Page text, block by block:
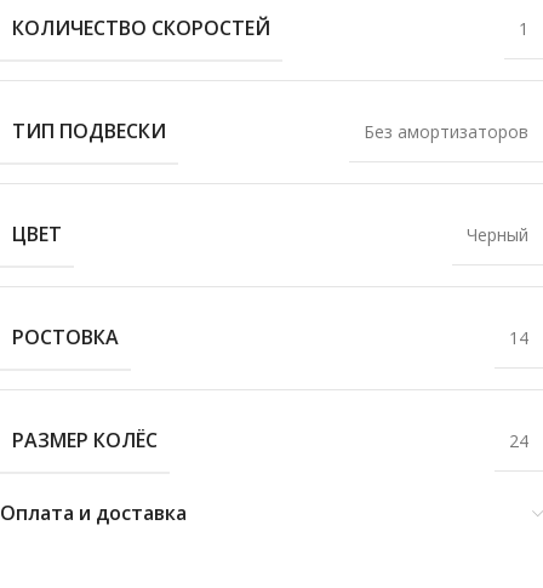
КОЛИЧЕСТВО СКОРОСТЕЙ 1
ТИП ПОДВЕСКИ Без амортизаторов
ЦВЕТ Черный
РОСТОВКА 14
РАЗМЕР КОЛЁС 24
Оплата и доставка